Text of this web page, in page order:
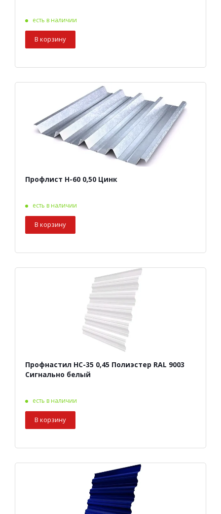
есть в наличии
В корзину
Профлист Н-60 0,50 Цинк
есть в наличии
В корзину
Профнастил НС-35 0,45 Полиэстер RAL 9003
Сигнально белый
есть в наличии
В корзину